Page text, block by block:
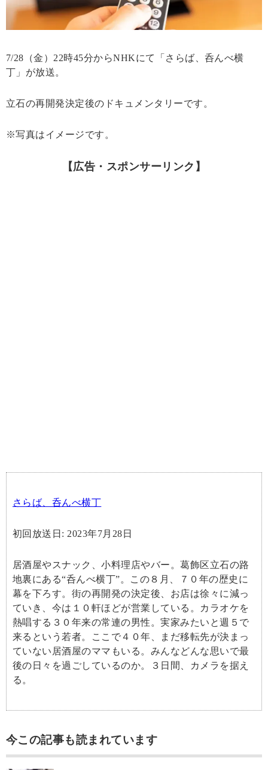
7/28（金）22時45分からNHKにて「さらば、呑んべ横
丁」が放送。
立石の再開発決定後のドキュメンタリーです。
※写真はイメージです。
【広告・スポンサーリンク】
さらば、呑んべ横丁
初回放送日: 2023年7月28日
居酒屋やスナック、小料理店やバー。葛飾区立石の路
地裏にある“呑んべ横丁”。この８月、７０年の歴史に
幕を下ろす。街の再開発の決定後、お店は徐々に減っ
ていき、今は１０軒ほどが営業している。カラオケを
熱唱する３０年来の常連の男性。実家みたいと週５で
来るという若者。ここで４０年、まだ移転先が決まっ
ていない居酒屋のママもいる。みんなどんな思いで最
後の日々を過ごしているのか。３日間、カメラを据え
る。
今この記事も読まれています